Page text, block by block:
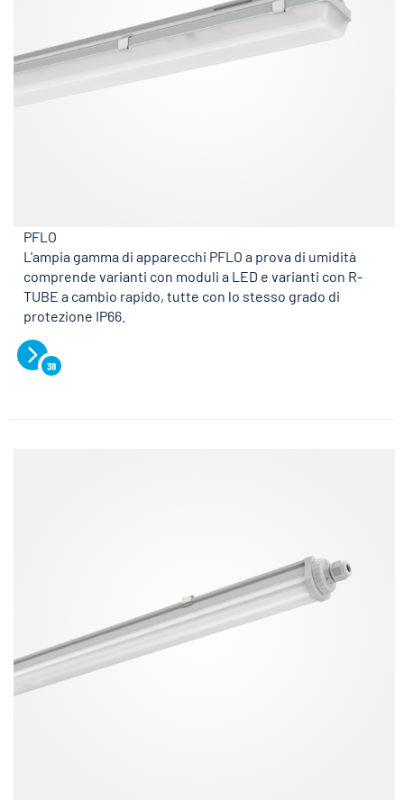
PFLO
L'ampia gamma di apparecchi PFLO a prova di umidità
comprende varianti con moduli a LED e varianti con R-
TUBE a cambio rapido, tutte con lo stesso grado di
protezione IP66.
38